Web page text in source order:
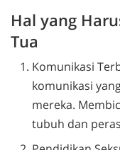
Hal yang
Tua
Komunikasi
komunikasi
mereka.
tubuh dan